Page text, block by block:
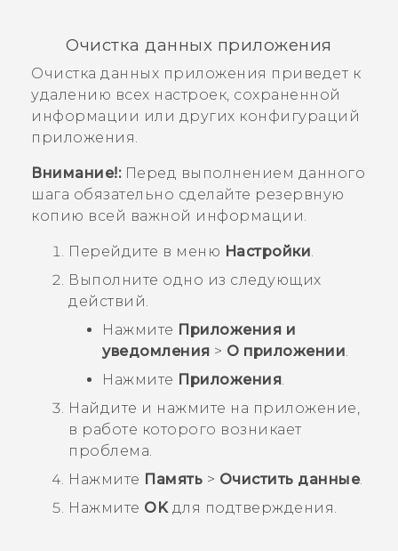
Очистка данных приложения
Очистка данных приложения приведет к
удалению всех настроек, сохраненной
информации или других конфигураций
приложения.
Внимание!:Перед выполнением данного
шага обязательно сделайте резервную
копию всей важной информации.
Перейдите в меню Настройки.
Выполните одно из следующих
действий.
Нажмите Приложения и
уведомления > О приложении.
Нажмите Приложения.
Найдите и нажмите на приложение,
в работе которого возникает
проблема.
Нажмите Память > Очистить данные.
Нажмите OKдля подтверждения.